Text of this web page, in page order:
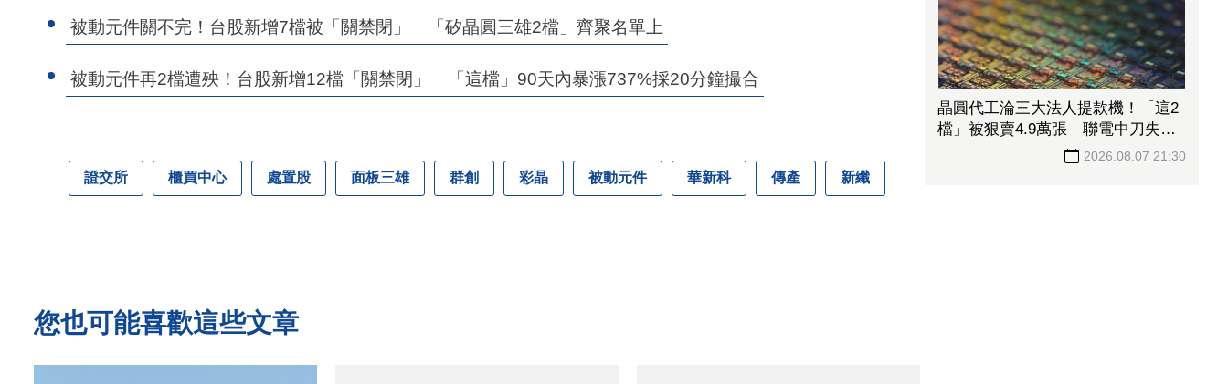
被動元件關不完！台股新增7檔被「關禁閉」 「矽晶圓三雄2檔」齊聚名單上
被動元件再2檔遭殃！台股新增12檔「關禁閉」 「這檔」90天內暴漲737%採20分鐘撮合
證交所 櫃買中心 處置股 面板三雄 群創 彩晶 被動元件 華新科 傳產 新纖
您也可能喜歡這些文章
晶圓代工淪三大法人提款機！「這2
檔」被狠賣4.9萬張 聯電中刀失血
2026.08.07 21:30